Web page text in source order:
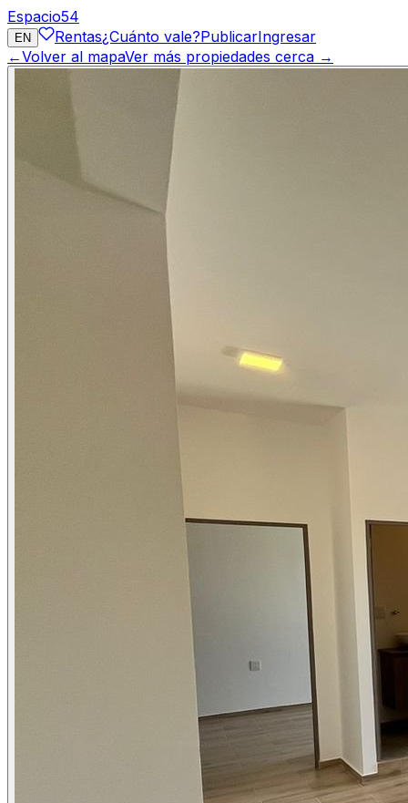
Espacio54
EN Rentas¿Cuánto vale?PublicarIngresar
←Volver al mapaVer más propiedades cerca →